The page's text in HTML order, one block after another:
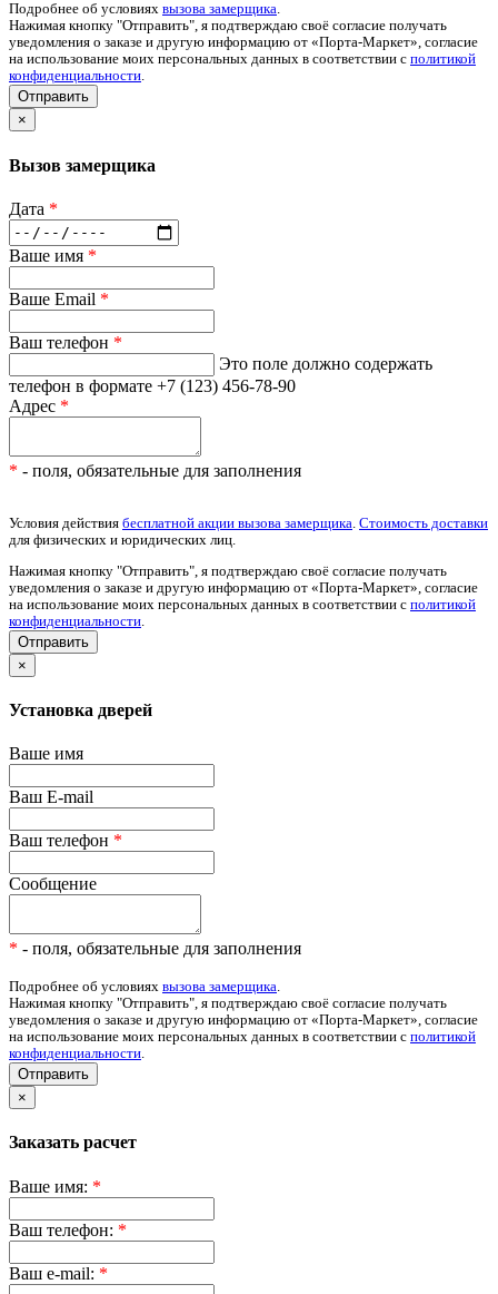
Подробнее об условиях вызова замерщика.
Нажимая кнопку "Отправить", я подтверждаю своё согласие получать
уведомления о заказе и другую информацию от «Порта-Маркет», согласие
на использование моих персональных данных в соответствии с политикой
конфиденциальности.
Отправить
×
Вызов замерщика
Дата *
Ваше имя *
Ваше Email *
Ваш телефон *
Это поле должно содержать
телефон в формате +7 (123) 456-78-90
Адрес *
* - поля, обязательные для заполнения
Условия действия бесплатной акции вызова замерщика Стоимость доставки
для физических и юридических лиц.
Нажимая кнопку "Отправить", я подтверждаю своё согласие получать
уведомления о заказе и другую информацию от «Порта-Маркет», согласие
на использование моих персональных данных в соответствии с политикой
конфиденциальности
×
Установка дверей
Ваше имя
Ваш E-mail
Ваш телефон *
Сообщение
* - поля, обязательные для заполнения
Подробнее об условиях вызова замерщика.
Нажимая кнопку "Отправить", я подтверждаю своё согласие получать
уведомления о заказе и другую информацию от «Порта-Маркет», согласие
на использование моих персональных данных в соответствии с политикой
конфиденциальности.
Отправить
×
Заказать расчет
Ваше имя: *
Ваш телефон: *
Ваш e-mail: *